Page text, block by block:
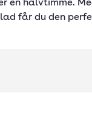
en halvtimme.
får du den